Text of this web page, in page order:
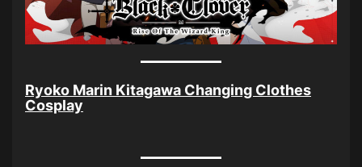
Ryoko Marin Kitagawa Changing Clothes
Cosplay